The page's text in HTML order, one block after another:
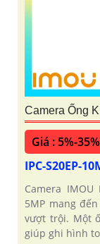
Camera Ống
Giá : 5%-35%
IPC-S20EP-
Camera IMOU
5MP mang
vượt trội. Một
giúp ghi hình